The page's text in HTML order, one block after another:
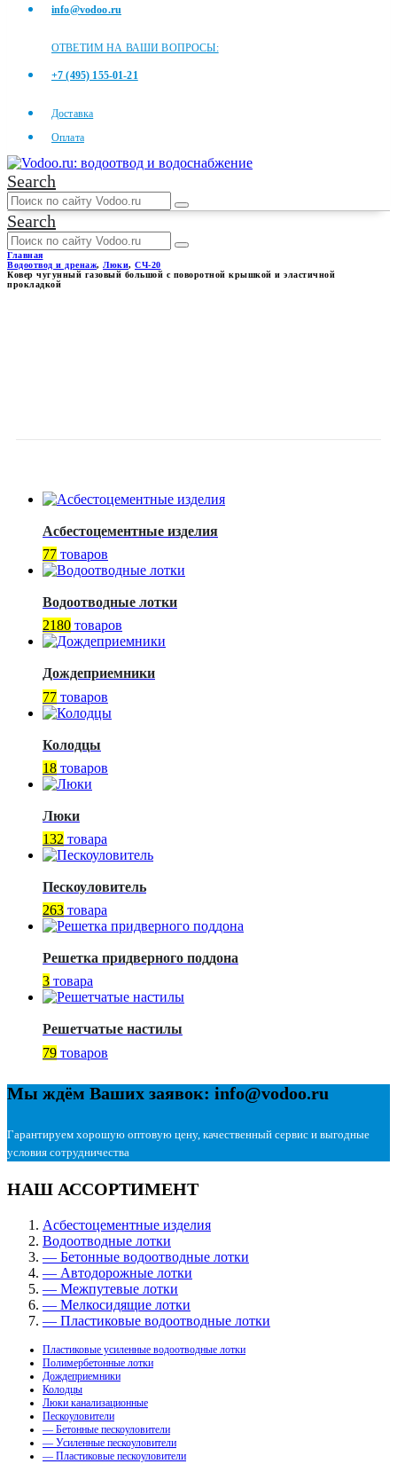
info@vodoo.ru
ОТВЕТИМ НА ВАШИ ВОПРОСЫ:
+7 (495) 155-01-21
Доставка
Оплата
Search
Search
Главная
Водоотвод и дренаж, Люки, СЧ-20
Ковер чугунный газовый большой с поворотной крышкой и эластичной
прокладкой
Асбестоцементные изделия
77 товаров
Водоотводные лотки
2180 товаров
Дождеприемники
77 товаров
Колодцы
18 товаров
Люки
132 товара
Пескоуловитель
263 товара
Решетка придверного поддона
3 товара
Решетчатые настилы
79 товаров
Мы ждём Ваших заявок: info@vodoo.ru
Гарантируем хорошую оптовую цену, качественный сервис и выгодные
условия сотрудничества
НАШ АССОРТИМЕНТ
Асбестоцементные изделия
Водоотводные лотки
— Бетонные водоотводные лотки
— Автодорожные лотки
— Межпутевые лотки
— Мелкосидящие лотки
— Пластиковые водоотводные лотки
Пластиковые усиленные водоотводные лотки
Полимербетонные лотки
Дождеприемники
Колодцы
Люки канализационные
Пескоуловители
— Бетонные пескоуловители
— Усиленные пескоуловители
— Пластиковые пескоуловители